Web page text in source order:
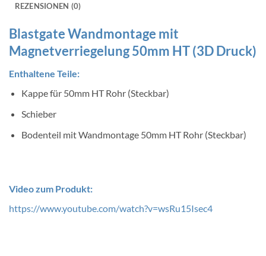
REZENSIONEN (0)
Blastgate Wandmontage mit
Magnetverriegelung 50mm HT (3D Druck)
Enthaltene Teile:
Kappe für 50mm HT Rohr (Steckbar)
Schieber
Bodenteil mit Wandmontage 50mm HT Rohr (Steckbar)
Video zum Produkt:
https://www.youtube.com/watch?v=wsRu15Isec4